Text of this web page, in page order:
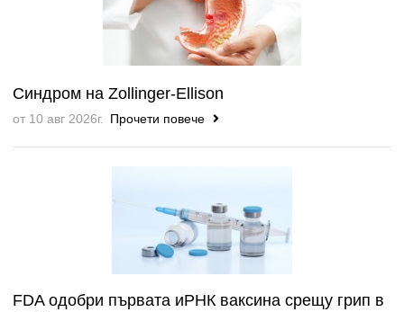
Синдром на Zollinger-Ellison
от 10 авг 2026г. Прочети повече
FDA одобри първата иРНК ваксина срещу грип в